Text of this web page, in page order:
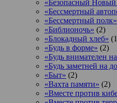
«Безопасный Новый
«Бессмертный
«Бессмертный полк»
«Библионочь» (2)
«Блокадный хлеб»
«Будь в форме» (2)
«Будь внимателен
«Будь заметней на
«Быт» (2)
«Вахта памяти» (2)
«Вместе против